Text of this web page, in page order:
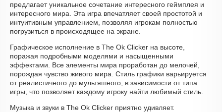
предлагает уникальное сочетание интересного геймплея и
интересного мира. Эта игра впечатляет своей простотой и
интуитивным управлением, позволяя игрокам полностью
погрузиться в происходящее на экране.
Графическое исполнение в The Ok Clicker на высоте,
поражая подробными моделями и насыщенными
эффектами. Все элементы мира проработан до мелочей,
порождая чувство живого мира. Стиль графики варьируется
от реалистичного до мультяшного, в зависимости от типа
игры, что позволяет каждому игроку найти любимый стиль.
Музыка и звуки в The Ok Clicker приятно удивляет.